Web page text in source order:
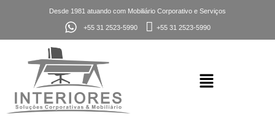
Desde 1981 atuando com Mobiliário Corporativo e Serviços
+55 31 2523-5990 +55 31 2523-5990